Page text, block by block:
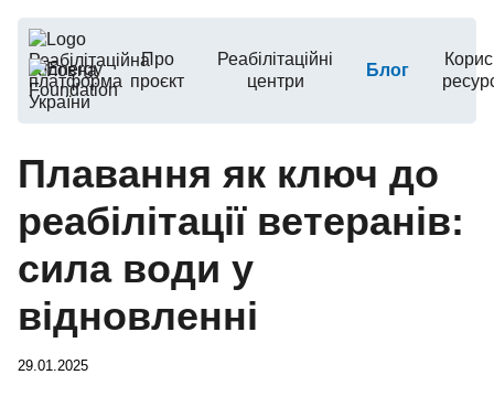
Головна
Про
проєкт
Реабілітаційні
центри
Блог
Плавання як ключ до
реабілітації ветеранів:
сила води у
відновленні
29.01.2025